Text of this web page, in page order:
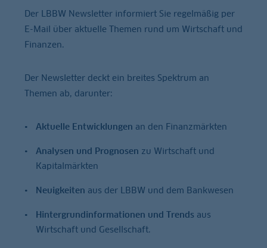
Der LBBW Newsletter informiert Sie regelmäßig per
E-Mail über aktuelle Themen rund um Wirtschaft und
Finanzen.
Der Newsletter deckt ein breites Spektrum an
Themen ab, darunter:
Aktuelle Entwicklungen an den Finanzmärkten
Analysen und Prognosen zu Wirtschaft und
Kapitalmärkten
Neuigkeiten aus der LBBW und dem Bankwesen
Hintergrundinformationen und Trends aus
Wirtschaft und Gesellschaft.